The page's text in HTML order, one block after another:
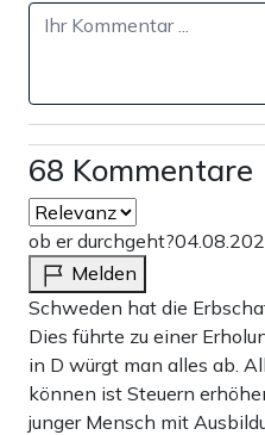
68 Kommentare
ob er durchgeht?
Melden
Schweden hat die
Dies führte zu einer
in D würgt man alles ab.
können ist Steuern
junger Mensch mit